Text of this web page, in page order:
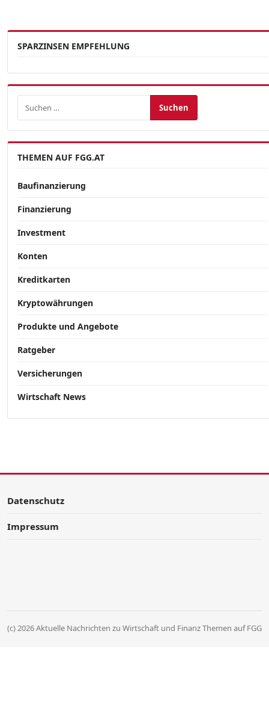
SPARZINSEN EMPFEHLUNG
THEMEN AUF FGG.AT
Baufinanzierung
Finanzierung
Investment
Konten
Kreditkarten
Kryptowährungen
Produkte und Angebote
Ratgeber
Versicherungen
Wirtschaft News
Datenschutz
Impressum
(c) 2026 Aktuelle Nachrichten zu Wirtschaft und Finanz Themen auf FGG